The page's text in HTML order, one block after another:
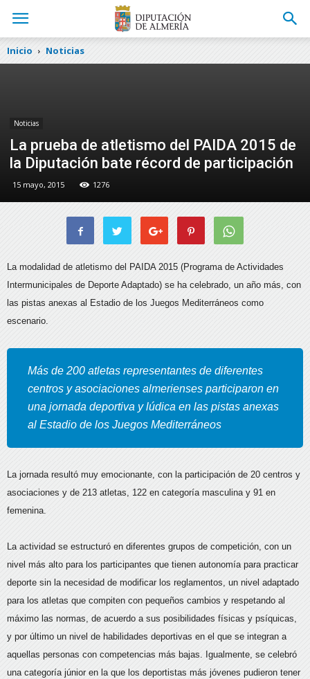
Inicio Noticias
Noticias
La prueba de atletismo del PAIDA 2015 de
la Diputación bate récord de participación
15 mayo, 2015 1276
La modalidad de atletismo del PAIDA 2015 (Programa de Actividades
Intermunicipales de Deporte Adaptado) se ha celebrado, un año más, con
las pistas anexas al Estadio de los Juegos Mediterráneos como
escenario.
Más de 200 atletas representantes de diferentes
centros y asociaciones almerienses participaron en
una jornada deportiva y lúdica en las pistas anexas
al Estadio de los Juegos Mediterráneos
La jornada resultó muy emocionante, con la participación de 20 centros y
asociaciones y de 213 atletas, 122 en categoría masculina y 91 en
femenina.
La actividad se estructuró en diferentes grupos de competición, con un
nivel más alto para los participantes que tienen autonomía para practicar
deporte sin la necesidad de modificar los reglamentos, un nivel adaptado
para los atletas que compiten con pequeños cambios y respetando al
máximo las normas, de acuerdo a sus posibilidades físicas y psíquicas,
y por último un nivel de habilidades deportivas en el que se integran a
aquellas personas con competencias más bajas. Igualmente, se celebró
una categoría júnior en la que los deportistas más jóvenes pudieron tener